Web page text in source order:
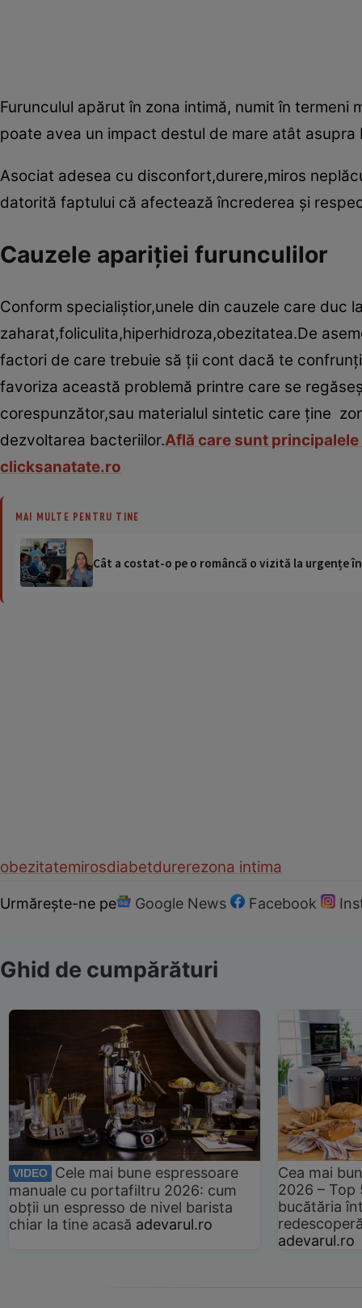
Furunculul apărut în zona intimă, numit în
poate avea un impact destul de mare atât
Asociat adesea cu disconfort,durere,miros
datorită faptului că afectează încrederea şi
Cauzele apariţiei furunculilor
Conform specialiştior,unele din cauzele care duc
zaharat,foliculita,hiperhidroza,obezitatea.De
factori de care trebuie să ţii cont dacă te
favoriza această problemă printre care se
corespunzător,sau materialul sintetic care ţine
dezvoltarea bacteriilor.Află care sunt
clicksanatate.ro
MAI MULTE PENTRU TINE
Cât a costat-o pe o româncă o vizită la urgențe
obezitatemirosdiabetdurerezona intima
Urmărește-ne pe Google News Facebook
Ghid de cumpărături
VIDEO
Cele mai bune espressoare
manuale cu portafiltru 2026: cum
obții un espresso de nivel barista
chiar la tine acasă adevarul.ro
Cea mai
2026 –
bucătăria
adevarul.ro